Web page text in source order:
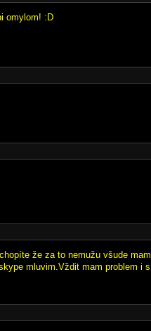
omylom! :D
že za to nemužu všude
mluvim.Vždit mam problem i